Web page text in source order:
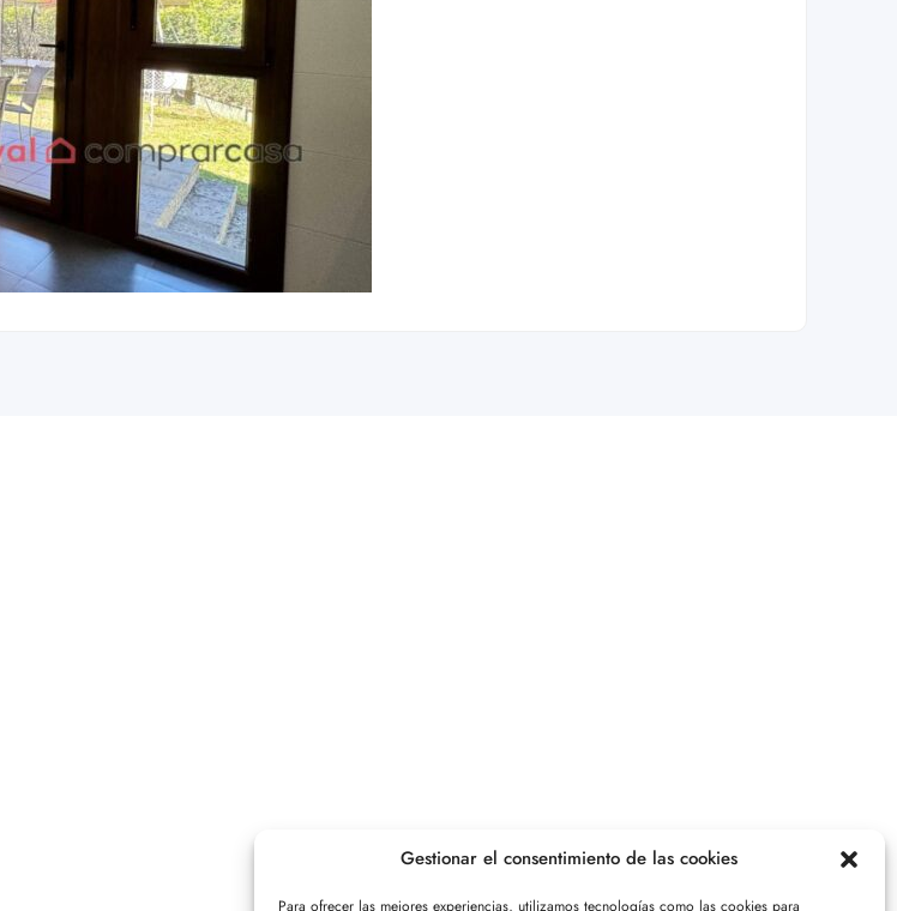
Gestionar el consentimiento de las cookies
Para ofrecer las mejores experiencias, utilizamos tecnologías como las cookies para